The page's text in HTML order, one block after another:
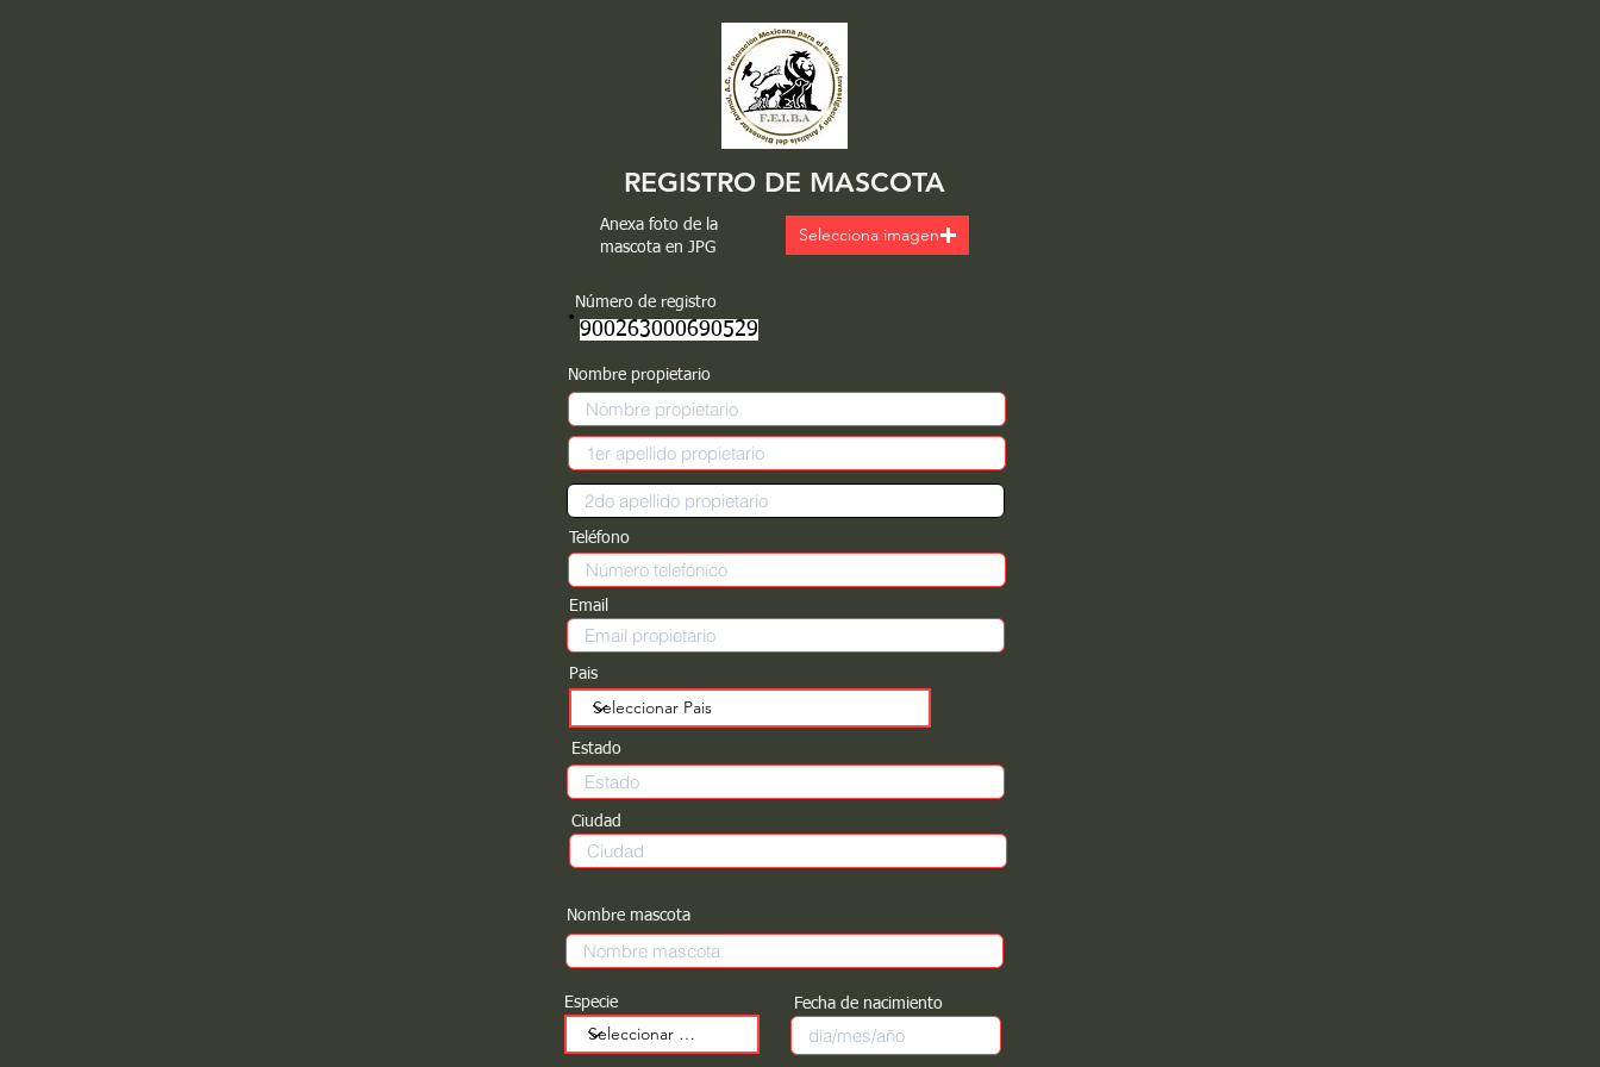
REGISTRO DE MASCOTA
Selecciona imagen
Anexa foto de la
mascota en JPG
Número de registro
900263000690529
Nombre propietario
Teléfono
Email
Pais
Estado
Ciudad
Nombre mascota
Especie Fecha de nacimiento